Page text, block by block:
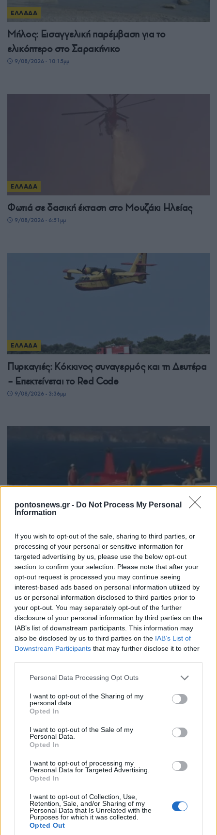
pontosnews.gr - Do Not Process My Personal
Information
If you wish to opt-out of the sale, sharing to third parties, or
processing of your personal or sensitive information for
targeted advertising by us, please use the below opt-out
section to confirm your selection. Please note that after your
opt-out request is processed you may continue seeing
interest-based ads based on personal information utilized by
us or personal information disclosed to third parties prior to
your opt-out. You may separately opt-out of the further
disclosure of your personal information by third parties on the
IAB’s list of downstream participants. This information may
also be disclosed by us to third parties on the IAB’s List of
Downstream Participants that may further disclose it to other
Please note that this website/app uses one or more Google
not limited to your visit or usage behaviour. You may click to
grant or deny consent to Google and its third-party tags to
use your data for below specified purposes in below Google
consent section.
Personal Data Processing Opt Outs
I want to opt-out of the Sharing of my
personal data.
Opted In
I want to opt-out of the Sale of my
Personal Data.
Opted In
I want to opt-out of processing my
Personal Data for Targeted Advertising.
Opted In
I want to opt-out of Collection, Use,
Retention, Sale, and/or Sharing of my
Personal Data that Is Unrelated with the
Purposes for which it was collected.
Opted Out
ΕΛΛΑΔΑ
Μήλος: Εισαγγελική παρέμβαση για το
ελικόπτερο στο Σαρακήνικο
9/08/2026 - 10:15μμ
ΕΛΛΑΔΑ
Φωτιά σε δασική έκταση στο Μουζάκι Ηλείας
9/08/2026 - 6:51μμ
ΕΛΛΑΔΑ
Πυρκαγιές: Κόκκινος συναγερμός και τη Δευτέρα
– Επεκτείνεται το Red Code
9/08/2026 - 3:36μμ
Μήλος: «Πάρκαραν» ελικόπτερο στο Σαρακήνικο
για μια βουτιά!
9/08/2026 - 2:48μμ
ΕΛΛΑΔΑ
Πολλαπλό βιβλίο: Τι αλλάζει για μαθητές και
εκπαιδευτικούς – Πότε έρχονται τα νέα σχολικά
βιβλία